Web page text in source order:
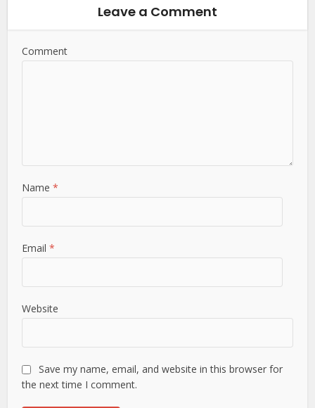
Leave a Comment
Comment
Name*
Email*
Website
Save my name, email, and website in this browser for
the next time I comment.